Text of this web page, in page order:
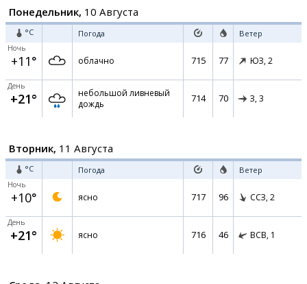
Понедельник, 10 Августа
°C Погода Ветер
Ночь
+11° облачно 715 77 ЮЗ, 2
День
+21°
небольшой ливневый
дождь
714 70 З, 3
Вторник, 11 Августа
°C Погода Ветер
Ночь
+10° ясно 717 96 ССЗ, 2
День
+21° ясно 716 46 ВСВ, 1